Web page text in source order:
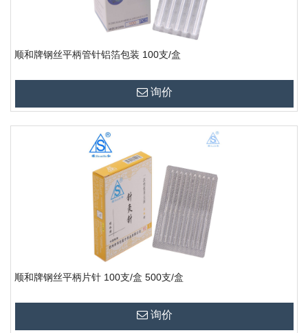
顺和牌钢丝平柄管针铝箔包装 100支/盒
询价
顺和牌钢丝平柄片针 100支/盒 500支/盒
询价